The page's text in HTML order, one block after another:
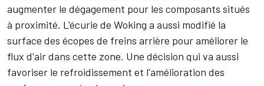
augmenter le dégagement pour les composants situés
à proximité. L'écurie de Woking a aussi modifié la
surface des écopes de freins arrière pour améliorer le
flux d'air dans cette zone. Une décision qui va aussi
favoriser le refroidissement et l'amélioration des